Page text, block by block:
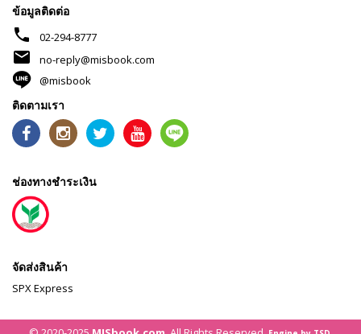
ข้อมูลติดต่อ
phone 02-294-8777
mail
no-reply@misbook.com
@misbook
ติดตามเรา
ช่องทางชำระเงิน
จัดส่งสินค้า
SPX Express